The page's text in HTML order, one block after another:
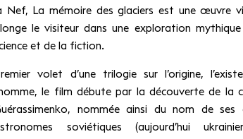
Nef, La mémoire des glaciers est une œuvre
le visiteur dans une exploration
et de la fiction.
volet d’une trilogie sur l’origine,
le film débute par la découverte de la
nommée ainsi du nom de ses
soviétiques (aujourd’hui